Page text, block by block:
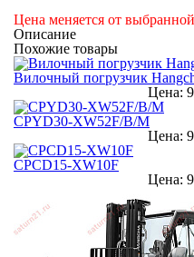
Цена меняется от
Описание
Похожие товары
Вилочный погрузчик
Цена:
CPYD30-XW52F/B/M
Цена:
CPCD15-XW10F
Цена: